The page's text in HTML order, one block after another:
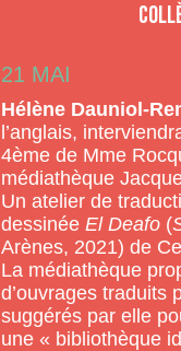
21 MAI
Hélène Dauniol-
l’anglais,
4ème de Mme
médiathèque
Un atelier de
dessinéeEl Deafo (
Arènes, 2021) de
La médiathèque
d’ouvrages traduits
suggérés par elle
une « bibliothèque